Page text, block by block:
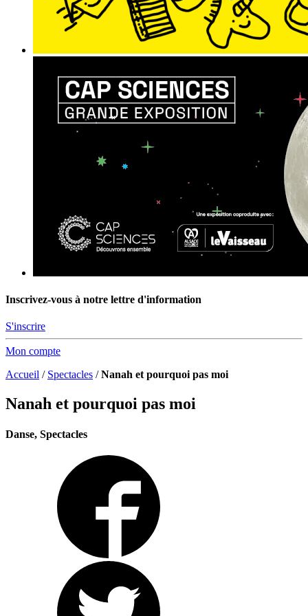
Inscrivez-vous à notre lettre d'information
S'inscrire
Mon compte
Accueil / Spectacles /Nanah et pourquoi pas moi
Nanah et pourquoi pas moi
Danse, Spectacles